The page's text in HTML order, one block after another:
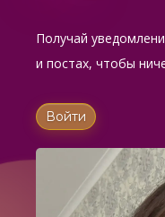
Получай
и постах, чтобы
Войти